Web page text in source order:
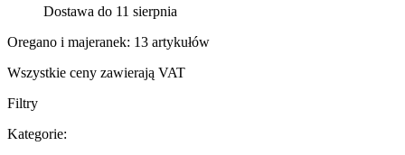
Dostawa do 11 sierpnia
Oregano i majeranek: 13 artykułów
Wszystkie ceny zawierają VAT
Filtry
Kategorie: